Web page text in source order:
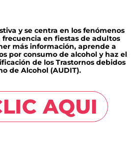
y se centra en los fenómenos
frecuencia en fiestas de adultos
más información, aprende a
por consumo de alcohol y haz el
de los Trastornos debidos
de Alcohol (AUDIT).
AQUI